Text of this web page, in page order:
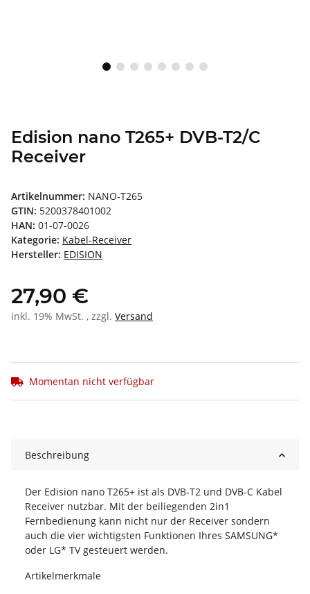
Edision nano T265+ DVB-T2/C
Receiver
Artikelnummer: NANO-T265
GTIN: 5200378401002
HAN: 01-07-0026
Kategorie: Kabel-Receiver
Hersteller: EDISION
27,90 €
inkl. 19% MwSt. , zzgl. Versand
Momentan nicht verfügbar
Beschreibung
Der Edision nano T265+ ist als DVB-T2 und DVB-C Kabel
Receiver nutzbar. Mit der beiliegenden 2in1
Fernbedienung kann nicht nur der Receiver sondern
auch die vier wichtigsten Funktionen Ihres SAMSUNG*
oder LG* TV gesteuert werden.
Artikelmerkmale